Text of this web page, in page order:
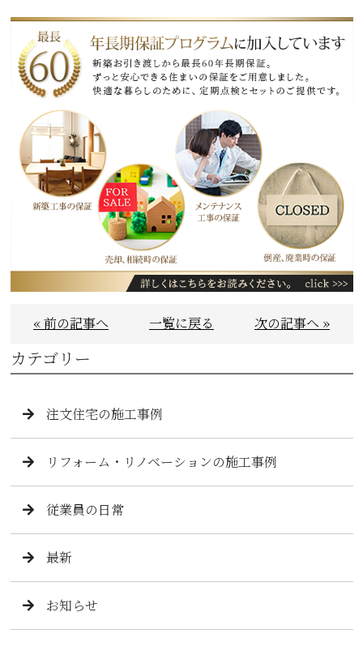
« 前の記事へ 一覧に戻る 次の記事へ »
カテゴリー
注文住宅の施工事例
リフォーム・リノベーションの施工事例
従業員の日常
最新
お知らせ